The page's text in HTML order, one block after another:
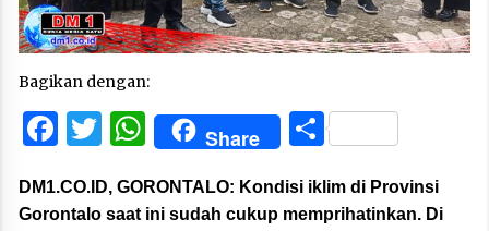
Bagikan dengan:
Facebook
Twitter
WhatsApp
Share Share
DM1.CO.ID, GORONTALO: Kondisi iklim di Provinsi
Gorontalo saat ini sudah cukup memprihatinkan. Di